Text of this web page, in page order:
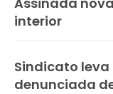
interior
Sindicato leva
denunciada